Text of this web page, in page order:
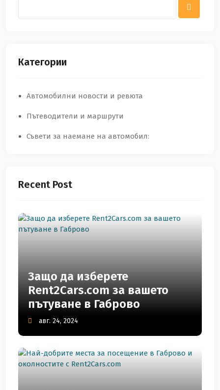
Категории
Автомобилни новости и ревюта
Пътеводители и маршрути
Съвети за наемане на автомобил:
Recent Post
Защо да изберете
Rent2Cars.com за вашето
пътуване в Габрово
авг. 24, 2024